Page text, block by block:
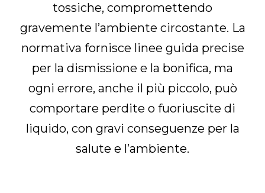
tossiche, compromettendo
gravemente l’ambiente circostante. La
normativa fornisce linee guida precise
per la dismissione e la bonifica, ma
ogni errore, anche il più piccolo, può
comportare perdite o fuoriuscite di
liquido, con gravi conseguenze per la
salute e l’ambiente.